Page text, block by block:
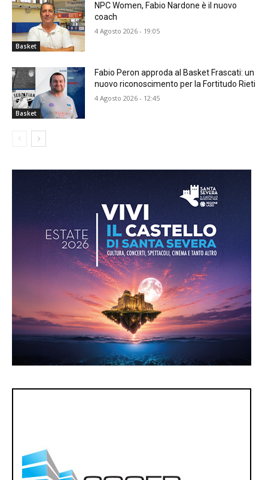
Basket
NPC Women, Fabio Nardone è il nuovo
coach
4 Agosto 2026 - 19:05
Basket
Fabio Peron approda al Basket Frascati: un
nuovo riconoscimento per la Fortitudo Rieti
4 Agosto 2026 - 12:45